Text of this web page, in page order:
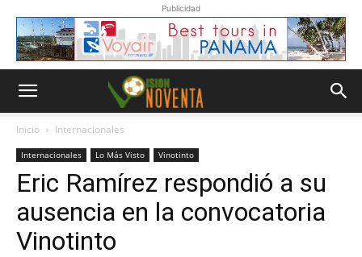
Publicidad
Inicio Internacionales
Internacionales Lo Más Visto Vinotinto
Eric Ramírez respondió a su
ausencia en la convocatoria
Vinotinto